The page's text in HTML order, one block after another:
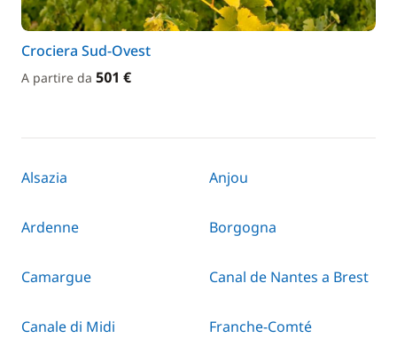
Crociera Sud-Ovest
A partire da 501 €
Alsazia Anjou
Ardenne Borgogna
Camargue Canal de Nantes a Brest
Canale di Midi Franche-Comté